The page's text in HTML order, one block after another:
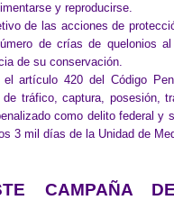
y reproducirse.
de las acciones de
de crías de quelonios
de su conservación.
el artículo 420 del Código
tráfico, captura, posesión,
como delito federal y
3 mil días de la Unidad de
CAMPAÑA